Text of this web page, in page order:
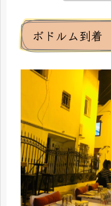
ボドルム到着